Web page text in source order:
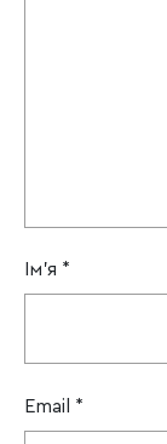
Ім'я *
Email *